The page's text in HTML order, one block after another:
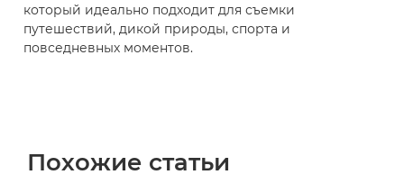
который идеально подходит для съемки
путешествий, дикой природы, спорта и
повседневных моментов.
Похожие статьи